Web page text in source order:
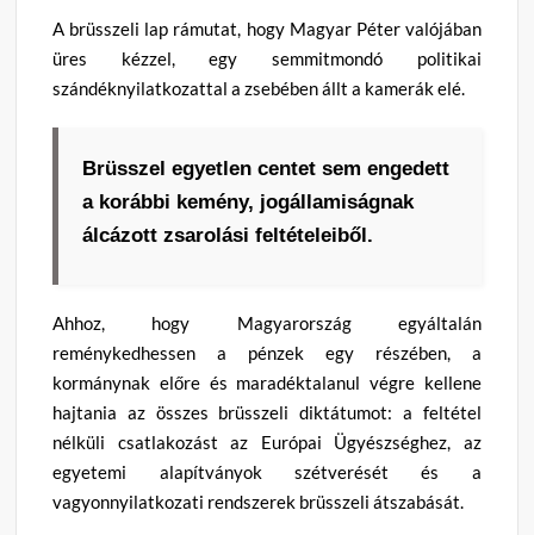
A brüsszeli lap rámutat, hogy Magyar Péter valójában
üres kézzel, egy semmitmondó politikai
szándéknyilatkozattal a zsebében állt a kamerák elé.
Brüsszel egyetlen centet sem engedett
a korábbi kemény, jogállamiságnak
álcázott zsarolási feltételeiből.
Ahhoz, hogy Magyarország egyáltalán
reménykedhessen a pénzek egy részében, a
kormánynak előre és maradéktalanul végre kellene
hajtania az összes brüsszeli diktátumot: a feltétel
nélküli csatlakozást az Európai Ügyészséghez, az
egyetemi alapítványok szétverését és a
vagyonnyilatkozati rendszerek brüsszeli átszabását.